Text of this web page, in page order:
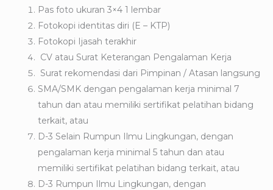
Pas foto ukuran 3×4 1 lembar
Fotokopi identitas diri (E – KTP)
Fotokopi Ijasah terakhir
CV atau Surat Keterangan Pengalaman Kerja
Surat rekomendasi dari Pimpinan / Atasan langsung
SMA/SMK dengan pengalaman kerja minimal 7
tahun dan atau memiliki sertifikat pelatihan bidang
terkait, atau
D-3 Selain Rumpun Ilmu Lingkungan, dengan
pengalaman kerja minimal 5 tahun dan atau
memiliki sertifikat pelatihan bidang terkait, atau
D-3 Rumpun Ilmu Lingkungan, dengan